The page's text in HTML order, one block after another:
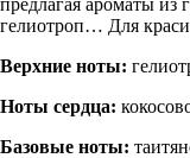
гелиотроп… Для
Верхние ноты:
Ноты сердца:
Базовые ноты: